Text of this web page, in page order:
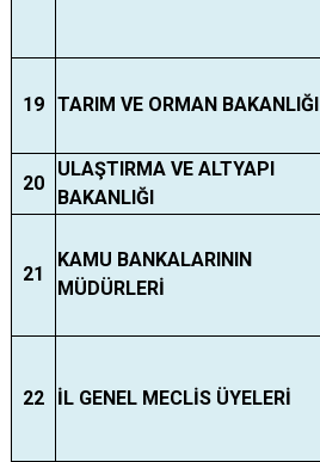
19 TARIM VE ORMAN BAKANLIĞI
20
ULAŞTIRMA VE ALTYAPI
BAKANLIĞI
21
KAMU BANKALARININ
MÜDÜRLERİ
22 İL GENEL MECLİS ÜYELERİ